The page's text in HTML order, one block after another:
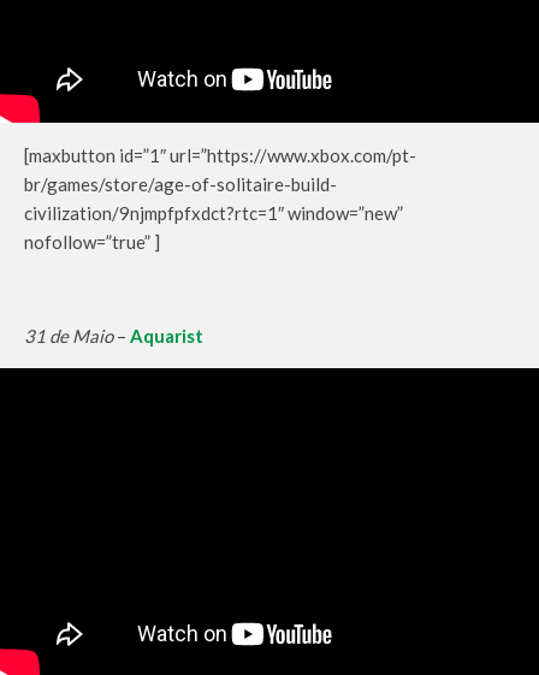
[maxbutton id=”1″ url=”https://www.xbox.com/pt-
br/games/store/age-of-solitaire-build-
civilization/9njmpfpfxdct?rtc=1″ window=”new”
nofollow=”true” ]
31 de Maio– Aquarist